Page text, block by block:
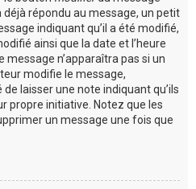
déjà répondu au message, un petit
indiquant qu’il a été modifié,
ainsi que la date et l’heure
n’apparaîtra pas si un
modifie le message,
laisser une note indiquant qu’ils
propre initiative. Notez que les
un message une fois que